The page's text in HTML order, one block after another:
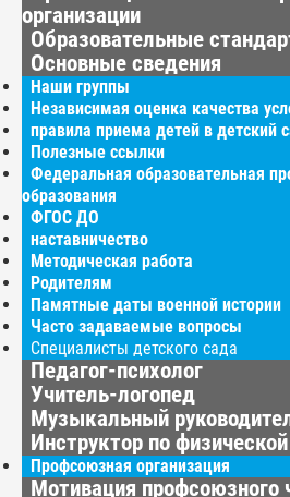
организации
Образовательные
Основные сведения
Наши группы
Независимая оценка качества
правила приема детей в детский
Полезные ссылки
Федеральная образовательная
образования
ФГОС ДО
наставничество
Методическая работа
Родителям
Памятные даты военной истории
Часто задаваемые вопросы
Специалисты детского сада
Педагог-психолог
Учитель-логопед
Музыкальный
Инструктор по
Профсоюзная организация
Мотивация профсоюзного